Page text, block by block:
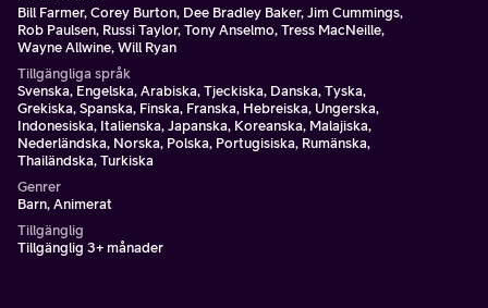
Bill Farmer, Corey Burton, Dee Bradley Baker, Jim Cummings,
Rob Paulsen, Russi Taylor, Tony Anselmo, Tress MacNeille,
Wayne Allwine, Will Ryan
Tillgängliga språk
Svenska, Engelska, Arabiska, Tjeckiska, Danska, Tyska,
Grekiska, Spanska, Finska, Franska, Hebreiska, Ungerska,
Indonesiska, Italienska, Japanska, Koreanska, Malajiska,
Nederländska, Norska, Polska, Portugisiska, Rumänska,
Thailändska, Turkiska
Genrer
Barn, Animerat
Tillgänglig
Tillgänglig 3+ månader